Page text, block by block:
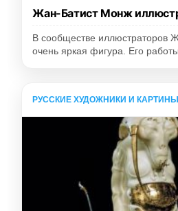
Жан-Батист Монж
В сообществе иллюстраторов
очень яркая фигура. Его
РУССКИЕ ХУДОЖНИКИ И КАРТИНЫ